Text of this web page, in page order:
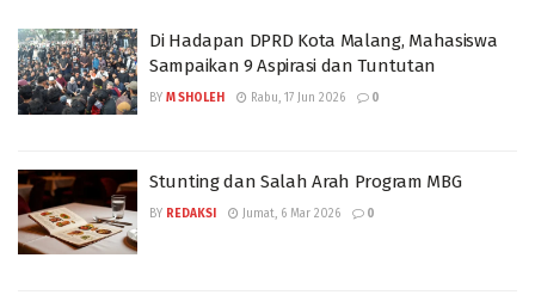
Di Hadapan DPRD Kota Malang, Mahasiswa
Sampaikan 9 Aspirasi dan Tuntutan
BY M SHOLEH Rabu, 17 Jun 2026 0
Stunting dan Salah Arah Program MBG
BY REDAKSI Jumat, 6 Mar 2026 0